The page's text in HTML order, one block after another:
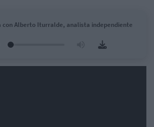
con Alberto Iturralde, analista independiente